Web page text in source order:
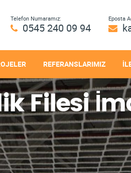
Telefon Numaramız:
0545 240 09 94
Eposta
REFERANSLARIMIZ
Filesi